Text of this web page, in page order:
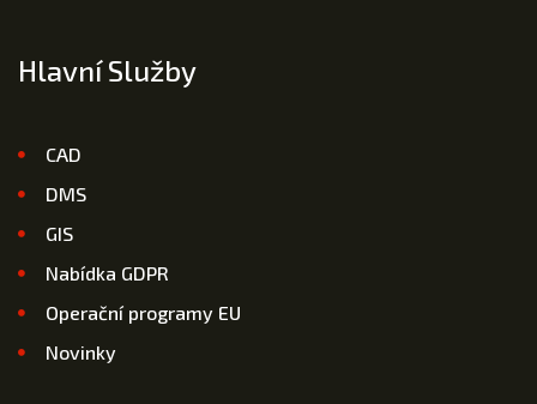
Hlavní Služby
CAD
DMS
GIS
Nabídka GDPR
Operační programy EU
Novinky